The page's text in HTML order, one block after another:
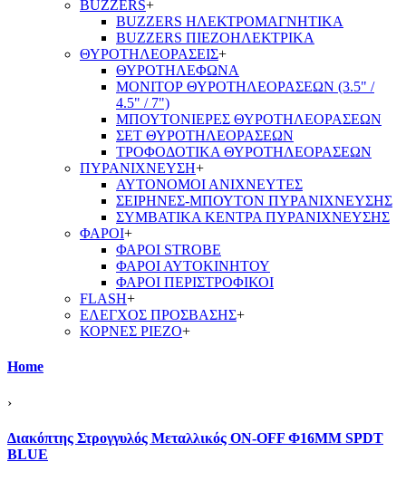
BUZZERS+
BUZZERS ΗΛΕΚΤΡΟΜΑΓΝΗΤΙΚΑ
BUZZERS ΠΙΕΖΟΗΛΕΚΤΡΙΚΑ
ΘΥΡΟΤΗΛΕΟΡΑΣΕΙΣ+
ΘΥΡΟΤΗΛΕΦΩΝΑ
ΜΟΝΙΤΟΡ ΘΥΡΟΤΗΛΕΟΡΑΣΕΩΝ (3.5" /
4.5" / 7")
ΜΠΟΥΤΟΝΙΕΡΕΣ ΘΥΡΟΤΗΛΕΟΡΑΣΕΩΝ
ΣΕΤ ΘΥΡΟΤΗΛΕΟΡΑΣΕΩΝ
ΤΡΟΦΟΔΟΤΙΚΑ ΘΥΡΟΤΗΛΕΟΡΑΣΕΩΝ
ΠΥΡΑΝΙΧΝΕΥΣΗ+
ΑΥΤΟΝΟΜΟΙ ΑΝΙΧΝΕΥΤΕΣ
ΣΕΙΡΗΝΕΣ-ΜΠΟΥΤΟΝ ΠΥΡΑΝΙΧΝΕΥΣΗΣ
ΣΥΜΒΑΤΙΚΑ ΚΕΝΤΡΑ ΠΥΡΑΝΙΧΝΕΥΣΗΣ
ΦΑΡΟΙ+
ΦΑΡΟΙ STROBE
ΦΑΡΟΙ ΑΥΤΟΚΙΝΗΤΟΥ
ΦΑΡΟΙ ΠΕΡΙΣΤΡΟΦΙΚΟΙ
FLASH+
ΕΛΕΓΧΟΣ ΠΡΟΣΒΑΣΗΣ+
ΚΟΡΝΕΣ PIEZO+
Home
›
Διακόπτης Στρογγυλός Μεταλλικός ON-OFF Φ16ΜΜ SPDT
BLUE